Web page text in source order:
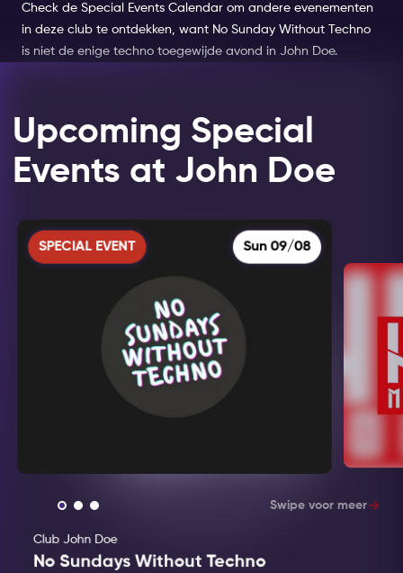
Check de Special Events Calendar om andere evenementen
in deze club te ontdekken, want No Sunday Without Techno
is niet de enige techno toegewijde avond in John Doe.
Upcoming Special
Events at John Doe
SPECIAL EVENT Sun 09/08
Club John Doe
No Sundays Without Techno
Swipe voor meer